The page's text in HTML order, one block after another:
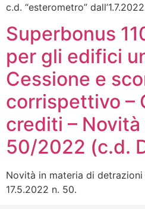
c.d. “esterometro”
Superbonus
per gli edifici
Cessione e
corrispettivo –
crediti – Novità
50/2022 (c.d.
Novità in materia di
17.5.2022 n. 50.